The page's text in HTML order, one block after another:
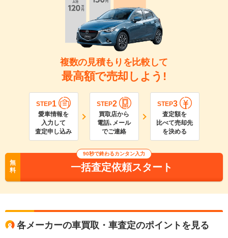
複数の見積もりを比較して
最高額で売却しよう!
STEP1
愛車情報を
入力して
査定申し込み
STEP2
買取店から
電話､メール
でご連絡
STEP3
査定額を
比べて売却先
を決める
無
料
90秒で終わるカンタン入力
一括査定依頼スタート
各メーカーの車買取・車査定のポイントを見る